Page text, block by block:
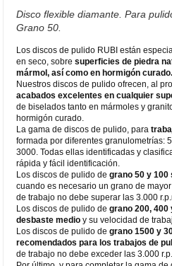
Disco flexible diamante. Para
Grano 50.
Los discos de pulido RUBI están
en seco, sobresuperficies de piedra
mármol, así como en hormigón curado.
Nuestros discos de pulido ofrecen, al
acabados excelentes en cualquier
de biselados tanto en mármoles y
hormigón curado.
La gama de discos de pulido, para
formada por diferentes granulometrías:
3000. Todas ellas identificadas y
rápida y fácil identificación.
Los discos de pulido degrano 50 y
cuando es necesario un grano de
de trabajo no debe superar las 3.000
Los discos de pulido degrano 200,
desbaste medio y su velocidad de
Los discos de pulido degrano 1500 y
recomendados para los trabajos de
de trabajo no debe exceder las 3.000